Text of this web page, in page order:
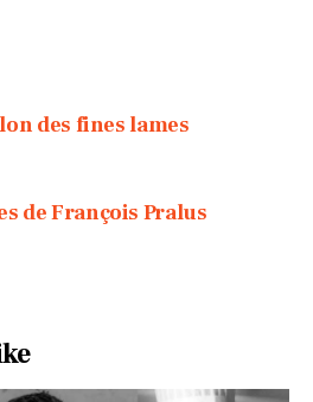
des fines lames
de François Pralus